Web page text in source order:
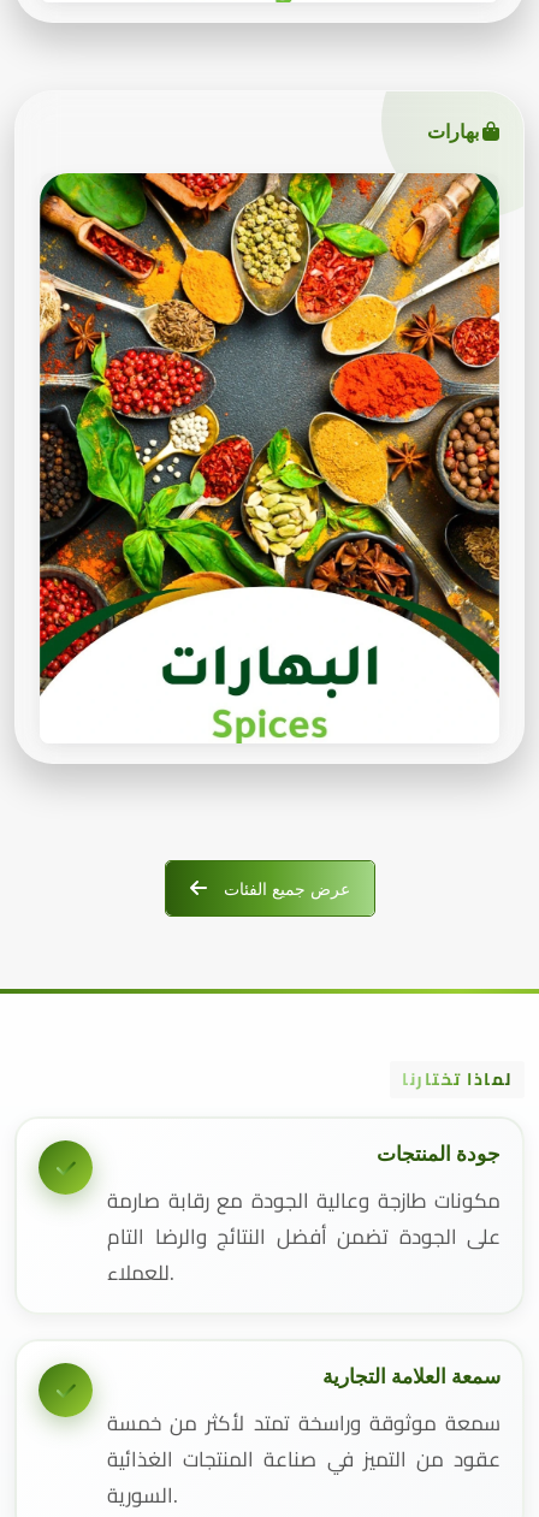
بهارات
عرض جميع الفئات
لماذا تختارنا
جودة المنتجات
مكونات طازجة وعالية الجودة مع رقابة صارمة
على الجودة تضمن أفضل النتائج والرضا التام
للعملاء.
سمعة العلامة التجارية
سمعة موثوقة وراسخة تمتد لأكثر من خمسة
عقود من التميز في صناعة المنتجات الغذائية
السورية.